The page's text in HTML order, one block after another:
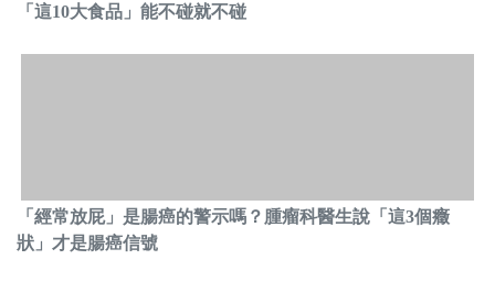
「這10大食品」能不碰就不碰
「經常放屁」是腸癌的警示嗎？腫瘤科醫生說「這3個癥
狀」才是腸癌信號